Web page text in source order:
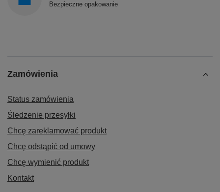
Bezpieczne opakowanie
Zamówienia
Status zamówienia
Śledzenie przesyłki
Chcę zareklamować produkt
Chcę odstąpić od umowy
Chcę wymienić produkt
Kontakt